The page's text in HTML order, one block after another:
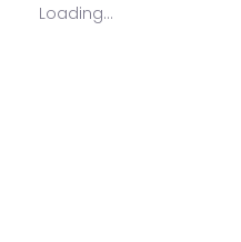
Loading...